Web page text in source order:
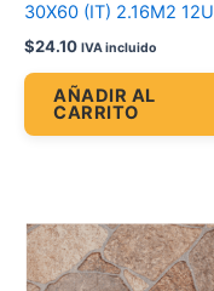
30X60 (IT) 2.16M2 12U
$24.10 IVA incluido
AÑADIR AL
CARRITO